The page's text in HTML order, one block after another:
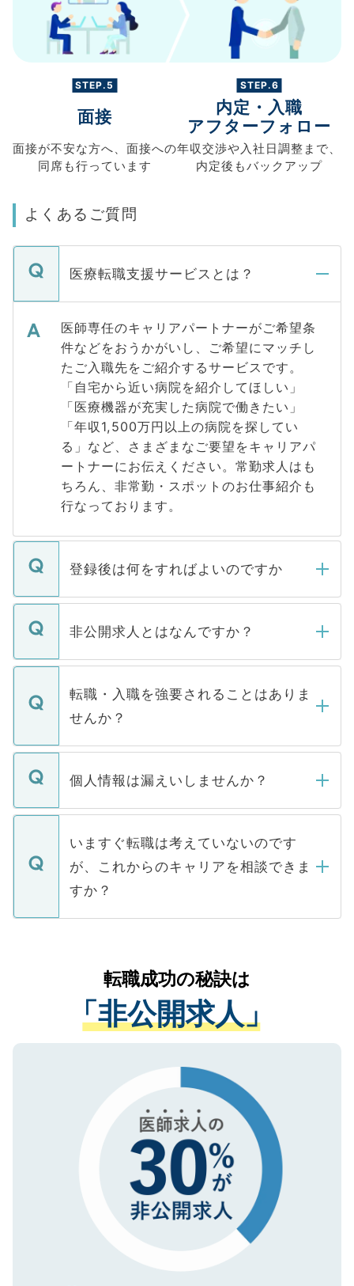
STEP.5
面接
面接が不安な方へ、 面接への
同席も行っています
STEP.6
内定・入職
アフターフォロー
年収交渉や入社日調整まで、
内定後もバックアップ
よくあるご質問
医療転職支援サービスとは？
医師専任のキャリアパートナーがご希望条
件などをおうかがいし、ご希望にマッチし
たご入職先をご紹介するサービスです。
「自宅から近い病院を紹介してほしい」
「医療機器が充実した病院で働きたい」
「年収1,500万円以上の病院を探してい
る」など、さまざまなご要望をキャリアパ
ートナーにお伝えください。常勤求人はも
ちろん、非常勤・スポットのお仕事紹介も
行なっております。
登録後は何をすればよいのですか
ご登録いただきましたら、弊社担当者がご
登録内容を確認し、その後メールもしくは
ます。通常、5営業日以内にはご連絡をせて
いただきますので、しばらくお待ちくださ
非公開求人とはなんですか？
マイナビDOCTORで取り扱っている求人の
うち約3割は、Webサイトからご覧いただ
けない「非公開求人」です。非公開求人は
下記の理由によって、一般には公開してい
ません。
■応募殺到を避けるため 人気のある医療機
関を公にしてしまうと、応募が殺到する場
に、医療機関が求める条件に合った人材の
みを人材紹介会社に依頼するケースが増え
ています。
転職・入職を強要されることはありま
せんか？
転職・入職を強要することは一切ありませ
ん。また、仮に応募先から内定をいただい
定を承諾する必要はありません。内定先へ
の辞退の連絡はキャリアパートナーが行い
個人情報は漏えいしませんか？
個人情報が漏えいすることはありませんの
で、ご安心ください。当サイトからの登録
などで収集したご登録者様の個人情報は、
ご本人のキャリアアップおよび転職活動の
支援を目的に使用いたします。お預かりし
ているすべての個人データはご本人の許可
は、個人情報の取り扱いについての厳密な
管理基準を満たした事業者のみに付与され
る、プライバシーマークを取得済みです。
で、機密保持に関してもご安心ください。
いますぐ転職は考えていないのです
が、これからのキャリアを相談できま
すか？
かがいして、現在の医療機関の状況や紹介
経験をまじえながら、適切なアドバイスを
させていただきます。すぐにご転職をされ
ない方には、長期的なサポートが可能です
ので、まずはご登録ください。
転職成功の秘訣は
「非公開求人」